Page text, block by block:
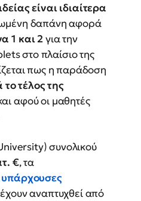
είναι ιδιαίτερα
δαπάνη αφορά
1 και 2για την
στο πλαίσιο της
πως η παράδοση
το τέλος της
αφού οι μαθητές
συνολικού
€, τα
υπάρχουσες
αναπτυχθεί από